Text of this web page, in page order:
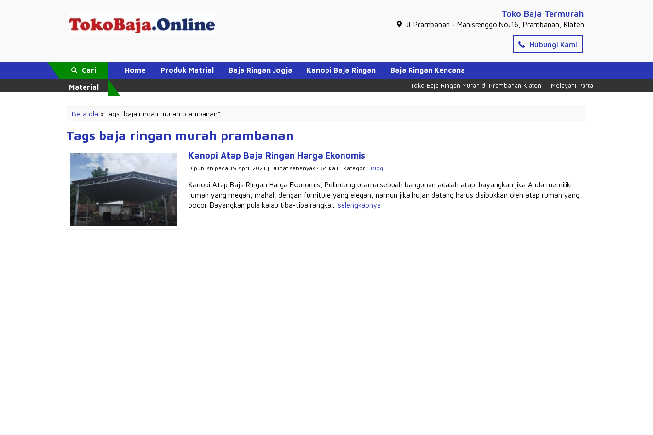
Toko Baja Termurah
Jl. Prambanan - Manisrenggo No:16, Prambanan, Klaten
Hubungi Kami
Cari
Material
Home Produk Matrial Baja Ringan Jogja Kanopi Baja Ringan Baja Ringan Kencana
Toko Baja Ringan Murah di Prambanan Klaten Melayani Partai Dan Ecer, Tlpn = 0274
Beranda »Tags "baja ringan murah prambanan"
Tags baja ringan murah prambanan
Kanopi Atap Baja Ringan Harga Ekonomis
Dipublish pada 19 April 2021 | Dilihat sebanyak 464 kali | Kategori: Blog
Kanopi Atap Baja Ringan Harga Ekonomis, Pelindung utama sebuah bangunan adalah atap. bayangkan jika Anda memiliki
rumah yang megah, mahal, dengan furniture yang elegan, namun jika hujan datang harus disibukkan oleh atap rumah yang
bocor. Bayangkan pula kalau tiba-tiba rangka... selengkapnya